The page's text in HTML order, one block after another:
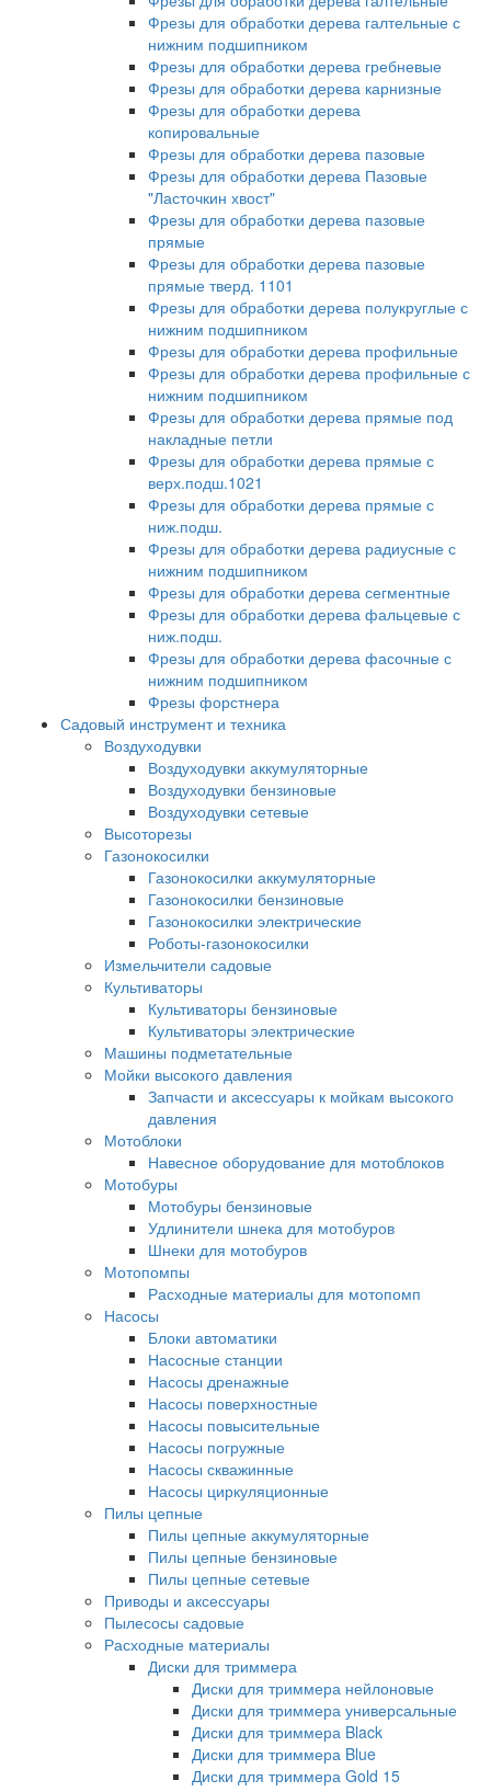
Фрезы для обработки дерева галтельные с
нижним подшипником
Фрезы для обработки дерева гребневые
Фрезы для обработки дерева карнизные
Фрезы для обработки дерева
копировальные
Фрезы для обработки дерева пазовые
Фрезы для обработки дерева Пазовые
"Ласточкин хвост"
Фрезы для обработки дерева пазовые
прямые
Фрезы для обработки дерева пазовые
прямые тверд. 1101
Фрезы для обработки дерева полукруглые с
нижним подшипником
Фрезы для обработки дерева профильные
Фрезы для обработки дерева профильные с
нижним подшипником
Фрезы для обработки дерева прямые под
накладные петли
Фрезы для обработки дерева прямые с
верх.подш.1021
Фрезы для обработки дерева прямые с
ниж.подш.
Фрезы для обработки дерева радиусные с
нижним подшипником
Фрезы для обработки дерева сегментные
Фрезы для обработки дерева фальцевые с
ниж.подш.
Фрезы для обработки дерева фасочные с
нижним подшипником
Фрезы форстнера
Садовый инструмент и техника
Воздуходувки
Воздуходувки аккумуляторные
Воздуходувки бензиновые
Воздуходувки сетевые
Высоторезы
Газонокосилки
Газонокосилки аккумуляторные
Газонокосилки бензиновые
Газонокосилки электрические
Роботы-газонокосилки
Измельчители садовые
Культиваторы
Культиваторы бензиновые
Культиваторы электрические
Машины подметательные
Мойки высокого давления
Запчасти и аксессуары к мойкам высокого
давления
Мотоблоки
Навесное оборудование для мотоблоков
Мотобуры
Мотобуры бензиновые
Удлинители шнека для мотобуров
Шнеки для мотобуров
Мотопомпы
Расходные материалы для мотопомп
Насосы
Блоки автоматики
Насосные станции
Насосы дренажные
Насосы поверхностные
Насосы повысительные
Насосы погружные
Насосы скважинные
Насосы циркуляционные
Пилы цепные
Пилы цепные аккумуляторные
Пилы цепные бензиновые
Пилы цепные сетевые
Приводы и аксессуары
Пылесосы садовые
Расходные материалы
Диски для триммера
Диски для триммера нейлоновые
Диски для триммера универсальные
Диски для триммера Black
Диски для триммера Blue
Диски для триммера Gold 15